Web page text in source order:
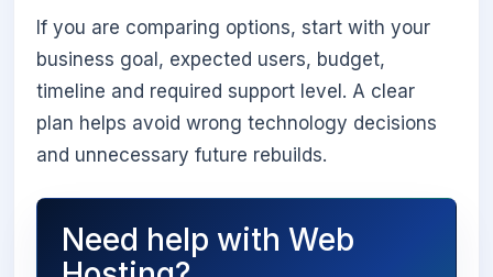
If you are comparing options, start with your
business goal, expected users, budget,
timeline and required support level. A clear
plan helps avoid wrong technology decisions
and unnecessary future rebuilds.
Need help with Web